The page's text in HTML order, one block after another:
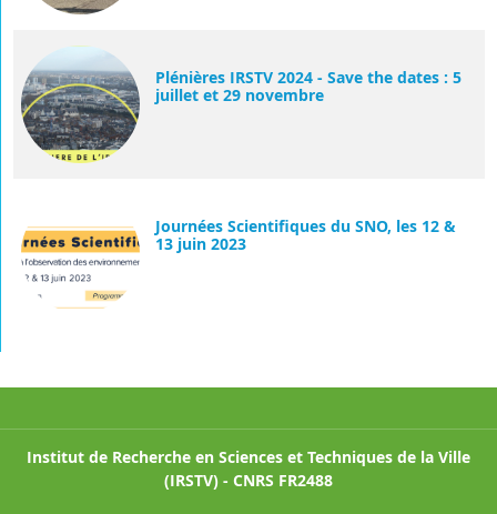
Plénières IRSTV 2024 - Save the dates : 5
juillet et 29 novembre
Journées Scientifiques du SNO, les 12 &
13 juin 2023
Institut de Recherche en Sciences et Techniques de la Ville
(IRSTV) - CNRS FR2488